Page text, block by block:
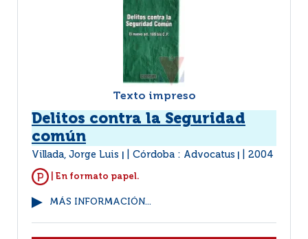
Texto impreso
Delitos contra la Seguridad
común
Villada, Jorge Luis Córdoba : Advocatus 2004
| En formato papel.
MÁS INFORMACIÓN...